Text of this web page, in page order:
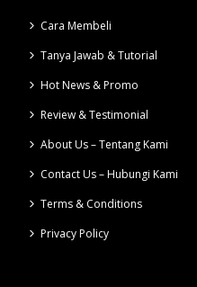
Cara Membeli
Tanya Jawab & Tutorial
Hot News & Promo
Review & Testimonial
About Us – Tentang Kami
Contact Us – Hubungi Kami
Terms & Conditions
Privacy Policy